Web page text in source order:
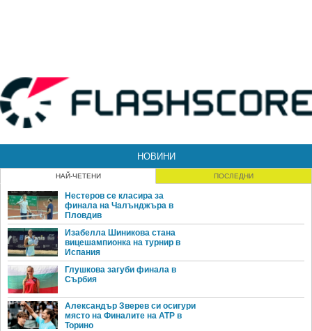
НОВИНИ
НАЙ-ЧЕТЕНИ ПОСЛЕДНИ
Нестеров се класира за
финала на Чалънджъра в
Пловдив
Изабелла Шиникова стана
вицешампионка на турнир в
Испания
Глушкова загуби финала в
Сърбия
Александър Зверев си осигури
място на Финалите на ATP в
Торино